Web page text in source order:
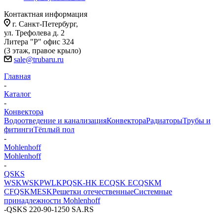
Контактная информация
г. Санкт-Петербург,
ул. Трефолева д. 2
Литера "Р" офис 324
(3 этаж, правое крыло)
sale@trubaru.ru
Главная
-
Каталог
-
Конвектора
Водоотведение и канализацияКонвектораРадиаторыТрубы и
фитингиТёплый пол
-
Mohlenhoff
Mohlenhoff
-
QSKS
WSKWSKPWLKPQSK-HK ECQSK ECQSKM
CFQSKMESKРешетки отечественныеСистемные
принадлежности Mohlenhoff
-QSKS 220-90-1250 SA.RS